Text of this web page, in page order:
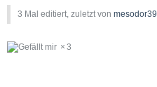
3 Mal editiert, zuletzt von mesodor39
3